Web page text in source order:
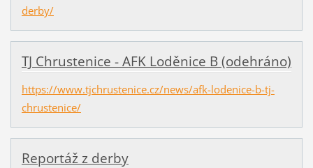
derby/
TJ Chrustenice - AFK Loděnice B (odehráno)
https://www.tjchrustenice.cz/news/afk-lodenice-b-tj-
chrustenice/
Reportáž z derby